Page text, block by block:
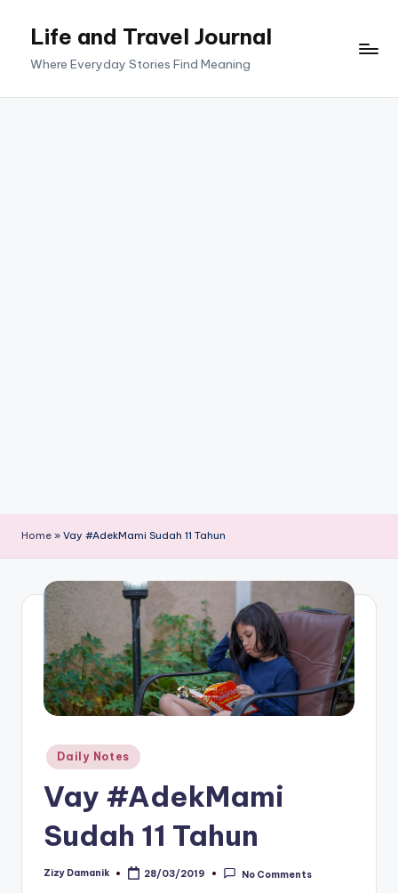
Life and Travel Journal
Where Everyday Stories Find Meaning
Home » Vay #AdekMami Sudah 11 Tahun
Posted
in
Daily Notes
Vay #AdekMami
Sudah 11 Tahun
Posted
Zizy Damanik 28/03/2019 No Comments